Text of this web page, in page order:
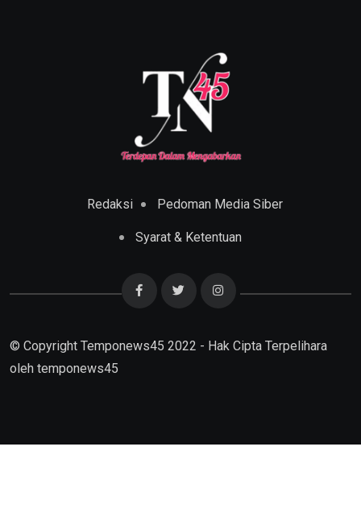
Redaksi Pedoman Media Siber
Syarat & Ketentuan
© Copyright Temponews45 2022 - Hak Cipta Terpelihara
oleh temponews45